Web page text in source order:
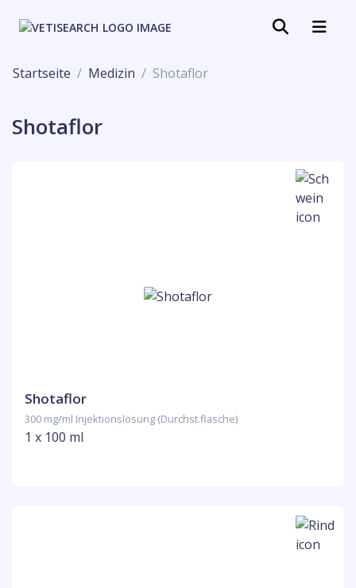
Startseite Medizin Shotaflor
Shotaflor
Shotaflor
300 mg/ml Injektionslösung (Durchst.flasche)
1 x 100 ml